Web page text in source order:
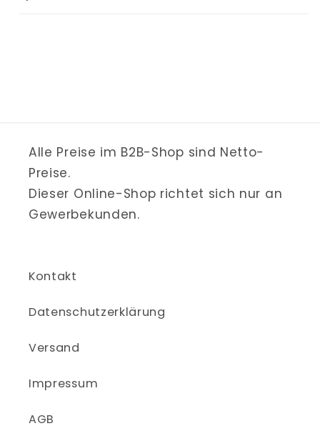
Alle Preise im B2B-Shop sind Netto-
Preise.
Dieser Online-Shop richtet sich nur an
Gewerbekunden.
Kontakt
Datenschutzerklärung
Versand
Impressum
AGB